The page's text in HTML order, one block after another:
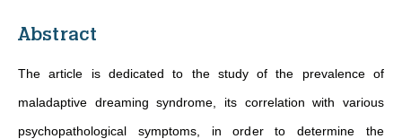
Abstract
The article is dedicated to the study of the prevalence of
maladaptive dreaming syndrome, its correlation with various
psychopathological symptoms, in order to determine the